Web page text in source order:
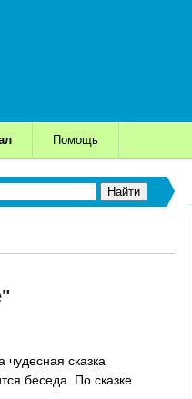
Помощь
сказка
беседа. По сказке